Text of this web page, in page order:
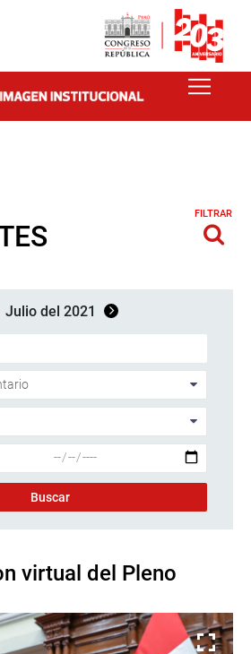
FILTRAR
Julio del 2021
virtual del Pleno